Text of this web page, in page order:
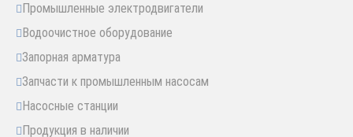
Промышленные электродвигатели
Водоочистное оборудование
Запорная арматура
Запчасти к промышленным насосам
Насосные станции
Продукция в наличии